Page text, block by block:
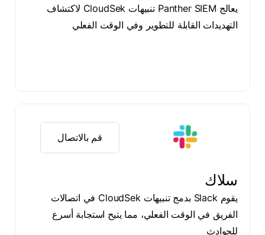
يعالج Panther SIEM تنبيهات CloudSek لاكتشاف
التهديدات القابلة للتطوير وفي الوقت الفعلي
قم بالاتصال
سلاك
يقوم Slack بدمج تنبيهات CloudSek في اتصالات
الفريق في الوقت الفعلي، مما يتيح استجابة أسرع
للحوادث